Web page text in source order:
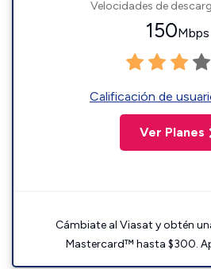
Velocidades de
150Mbps
Calificación de
Ver Planes
Cámbiate al Viasat y obtén
Mastercard™ hasta $300.